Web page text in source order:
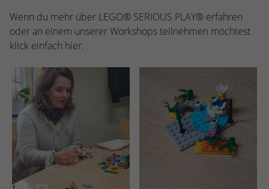
Wenn du mehr über LEGO® SERIOUS PLAY® erfahren
oder an einem unserer Workshops teilnehmen möchtest
klick einfach hier.